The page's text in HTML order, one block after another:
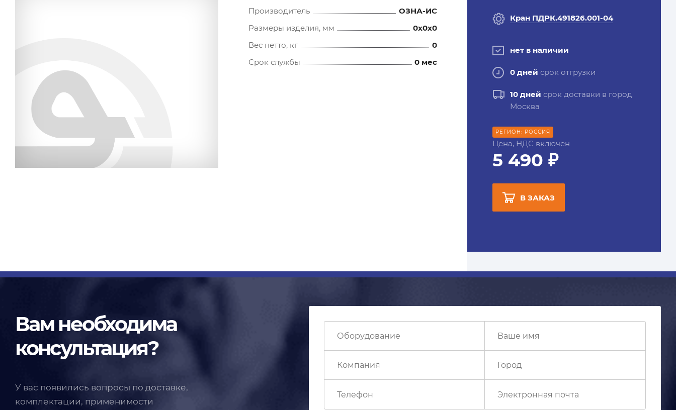
Производитель
ОЗНА-ИС
Размеры изделия, мм
0x0x0
Вес нетто, кг
0
Срок службы
0 мес
Кран ПДРК.491826.001-04
нет в наличии
0 дней срок отгрузки
10 дней срок доставки в город
Москва
РЕГИОН: РОССИЯ
Цена, НДС включен
5 490 ₽
В ЗАКАЗ
Вам необходима
консультация?
У вас появились вопросы по доставке,
комплектации, применимости